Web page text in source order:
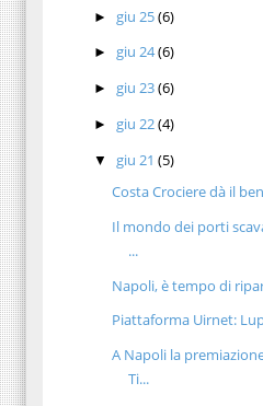
► giu 25(6)
► giu 24(6)
► giu 23(6)
► giu 22(4)
▼ giu 21(5)
Costa Crociere dà il
Il mondo dei porti
...
Napoli, è tempo di
Piattaforma Uirnet:
A Napoli la
Ti...